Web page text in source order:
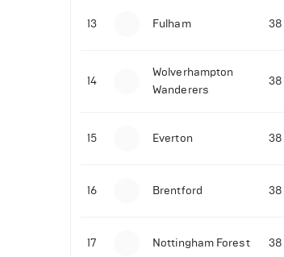
13 Fulham 38
14
Wolverhampton
Wanderers
38
15 Everton 38
16 Brentford 38
17 Nottingham Forest 38